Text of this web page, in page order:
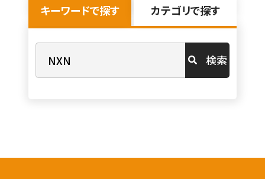
キーワードで探す カテゴリで探す
検索